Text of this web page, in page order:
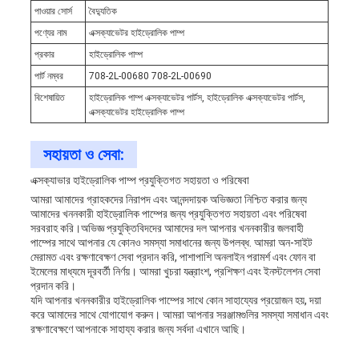
পাওয়ার সোর্স
বৈদ্যুতিক
পণ্যের নাম
এক্সক্যাভেটর হাইড্রোলিক পাম্প
প্রকার
হাইড্রোলিক পাম্প
পার্ট নম্বর
708-2L-00680 708-2L-00690
বিশেষায়িত
হাইড্রোলিক পাম্প এক্সক্যাভেটর পার্টস, হাইড্রোলিক এক্সক্যাভেটর পার্টস,
এক্সক্যাভেটর হাইড্রোলিক পাম্প
সহায়তা ও সেবা:
এক্সক্যাভার হাইড্রোলিক পাম্প প্রযুক্তিগত সহায়তা ও পরিষেবা
আমরা আমাদের গ্রাহকদের নিরাপদ এবং আনন্দদায়ক অভিজ্ঞতা নিশ্চিত করার জন্য
আমাদের খননকারী হাইড্রোলিক পাম্পের জন্য প্রযুক্তিগত সহায়তা এবং পরিষেবা
সরবরাহ করি।অভিজ্ঞ প্রযুক্তিবিদদের আমাদের দল আপনার খননকারীর জলবাহী
পাম্পের সাথে আপনার যে কোনও সমস্যা সমাধানের জন্য উপলব্ধ. আমরা অন-সাইট
মেরামত এবং রক্ষণাবেক্ষণ সেবা প্রদান করি, পাশাপাশি অনলাইন পরামর্শ এবং ফোন বা
ইমেলের মাধ্যমে দূরবর্তী নির্ণয়। আমরা খুচরা যন্ত্রাংশ, প্রশিক্ষণ এবং ইনস্টলেশন সেবা
প্রদান করি।
যদি আপনার খননকারীর হাইড্রোলিক পাম্পের সাথে কোন সাহায্যের প্রয়োজন হয়, দয়া
করে আমাদের সাথে যোগাযোগ করুন। আমরা আপনার সরঞ্জামগুলির সমস্যা সমাধান এবং
রক্ষণাবেক্ষণে আপনাকে সাহায্য করার জন্য সর্বদা এখানে আছি।